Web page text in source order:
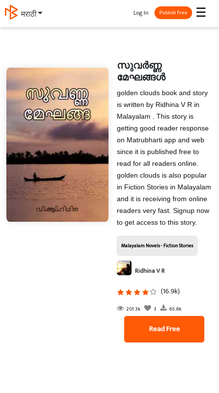
தமிழ் ☰
Log In Publish Free
സുവർണ്ണ
മേഘങ്ങൾ
golden clouds book and story
is written by Ridhina V R in
Malayalam . This story is
getting good reader response
on Matrubharti app and web
since it is published free to
read for all readers online.
golden clouds is also popular
in Fiction Stories in Malayalam
and it is receiving from online
readers very fast. Signup now
to get access to this story.
Malayalam Novels - Fiction Stories
Ridhina V R
(16.9k)
201.3k 3 65.8k
Read Free